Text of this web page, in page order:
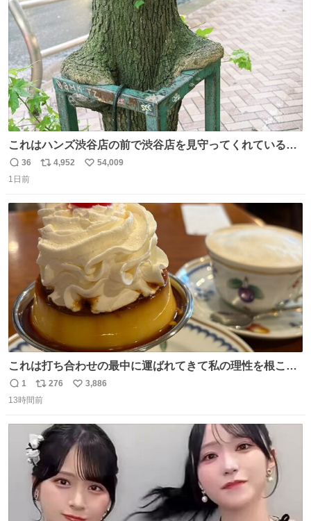
数
これはハンズ渋谷店の前で渋谷店を見守ってくれている
「くつろ木」。
返
信
36
リ
ト
数
4,952
い
数
54,009
1日前
これは打ち合わせの最中に運ばれてきて私の理性を根こそ
ぎ奪い去ったプリンの写真です。
返
信
1
リ
ポ
ト
数
276
い
数
3,886
13時間前